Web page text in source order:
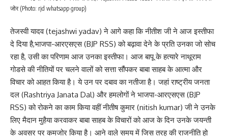
जोर (Photo: rjd whatsapp group)
तेजस्वी यादव (tejashwi yadav) ने आगे कहा कि नीतीश जी ने आज इस्तीफा
दे दिया है,भाजपा-आरएसएस (BJP RSS) को बढ़ावा देने के प्रति उनका जो सोच
रहा है, उसी का परिणाम आज उनका इस्तीफा। आज बापू के हत्यारे नाथूराम
गोडसे की नीतियों पर चलने वालों को सत्ता सौंपकर बाबा साहब के आत्मा और
विचार को आहत किया है। ये उन पर दबाव का नतीजा है। जहां राष्ट्रीय जनता
दल (Rashtriya Janata Dal) और हमलोगों ने भाजपा-आरएसएस (BJP
RSS) को रोकने का काम किया वहीं नीतीष कुमार (nitish kumar) जी ने उनके
लिए मैदान मुहैया करवाकर बाबा साहब के विचारों को आज के दिन उनके जयन्ती
के अवसर पर कमजोर किया है। आने वाले समय में जिस तरह की राजनीति हो